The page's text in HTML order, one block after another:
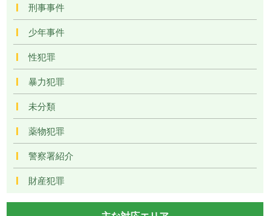
刑事事件
少年事件
性犯罪
暴力犯罪
未分類
薬物犯罪
警察署紹介
財産犯罪